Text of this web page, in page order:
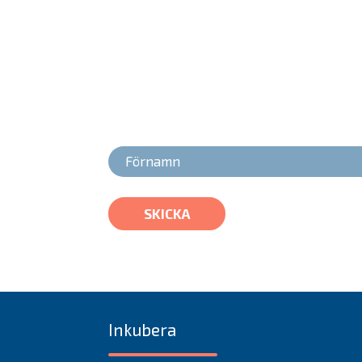
SKICKA
Inkubera